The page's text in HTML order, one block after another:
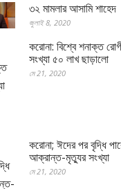
৩২ মামলার আসামি শাহেদ
জুলাই 8, 2020
করোনা: বিশ্বে শনাক্ত
সংখ্যা ৫০ লাখ ছাড়ালো
মে 21, 2020
করোনা; ঈদের পর বৃদ্ধি
আক্রান্ত-মৃত্যুর সংখ্যা
মে 21, 2020